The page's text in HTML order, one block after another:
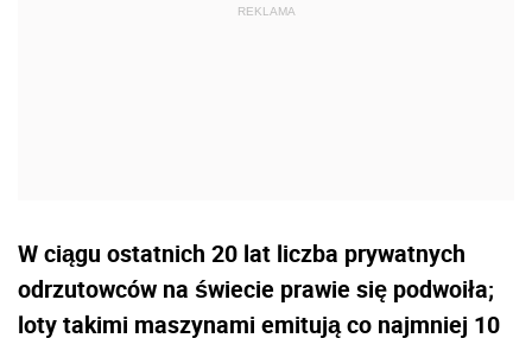
W ciągu ostatnich 20 lat liczba prywatnych
odrzutowców na świecie prawie się podwoiła;
loty takimi maszynami emitują co najmniej 10